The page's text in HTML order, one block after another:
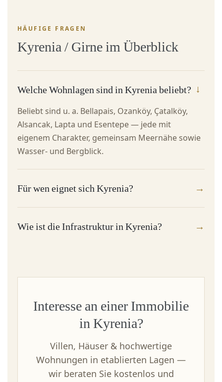
HÄUFIGE FRAGEN
Kyrenia / Girne im Überblick
Welche Wohnlagen sind in Kyrenia beliebt?
Beliebt sind u. a. Bellapais, Ozanköy, Çatalköy,
Alsancak, Lapta und Esentepe — jede mit
eigenem Charakter, gemeinsam Meernähe sowie
Wasser- und Bergblick.
Für wen eignet sich Kyrenia?
Wie ist die Infrastruktur in Kyrenia?
Interesse an einer Immobilie
in Kyrenia?
Villen, Häuser & hochwertige
Wohnungen in etablierten Lagen —
wir beraten Sie kostenlos und